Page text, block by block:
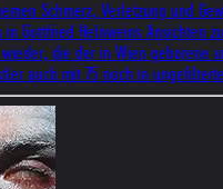
Schmerz, Verletzung und
Gottfried Helnweins Ansichten
die der in Wien geborene
auch mit 75 noch in